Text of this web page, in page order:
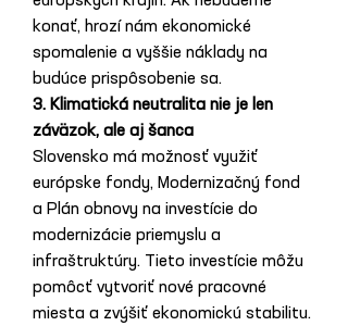
konať, hrozí nám ekonomické
spomalenie a vyššie náklady na
budúce prispôsobenie sa.
3. Klimatická neutralita nie je len
záväzok, ale aj šanca
Slovensko má možnosť využiť
európske fondy, Modernizačný fond
a Plán obnovy na investície do
modernizácie priemyslu a
infraštruktúry. Tieto investície môžu
pomôcť vytvoriť nové pracovné
miesta a zvýšiť ekonomickú stabilitu.